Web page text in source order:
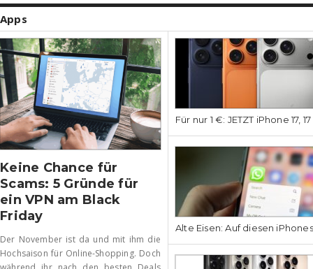
Apps
Keine Chance für
Scams: 5 Gründe für
ein VPN am Black
Friday
Der November ist da und mit ihm die
Hochsaison für Online-Shopping. Doch
Für nur 1 €: JETZT iPhone 17,
Alte Eisen: Auf diesen